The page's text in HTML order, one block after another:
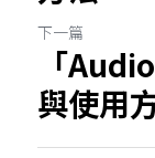
下一篇
「
與使用